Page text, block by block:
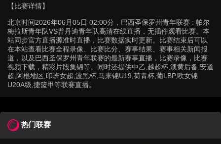
【比赛详情】
北京时间2026年06月05日 02:00分，巴西圣保罗州青年联赛 : 帕尔
梅拉斯青年队VS普丹迪青年队高清在线直播，无插件观看比赛。本
站同步官方直播源准时直播，比赛数据实时更新。比赛结束后可以
在本站查看比赛全程录像、比赛比分、赛事结果、赛事相关新闻报
道，以及巴西圣保罗州青年联赛的最新赛事直播，比赛录像，比赛
视频下载，精彩片段集锦等。同时还提供中乙,越超杯,澳黄后备,安道
超,阿根地区,印班女超,波黑杯,马来锦U19,荷青杯,葡LBP,欧女锦
U20A级,捷篮甲等联赛直播。
热门联赛